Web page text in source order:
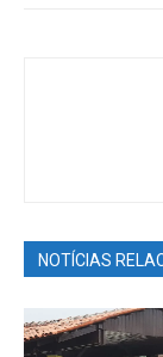
NOTÍCIAS